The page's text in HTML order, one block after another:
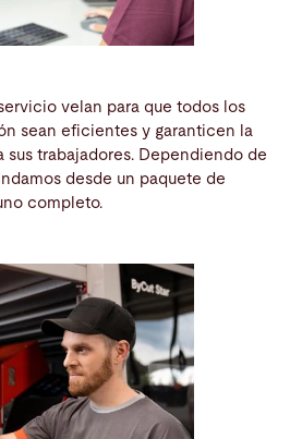
velan para que todos los
sean eficientes y garanticen la
sus trabajadores. Dependiendo de
desde un paquete de
completo.